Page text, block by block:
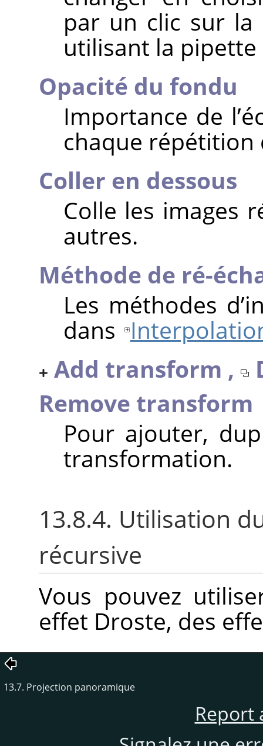
par un clic sur
utilisant la
Opacité du fondu
Importance de
chaque répétition
Coller en dessous
Colle les images
autres.
Méthode de ré-
Les méthodes
dans
Add transform ,
Remove transform
Pour ajouter,
transformation.
13.8.4. Utilisation
récursive
Vous pouvez
effet Droste, des
13.7. Projection panoramique
Report